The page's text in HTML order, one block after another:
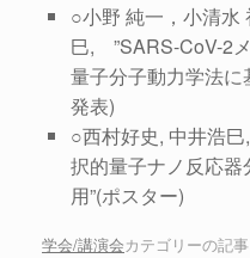
○小野 純一，小清水
巳, ”SARS-CoV-2
量子分子動力学法に
発表)
○西村好史, 中井浩
択的量子ナノ反応
用”(ポスター)
学会/講演会カテゴリーの記事